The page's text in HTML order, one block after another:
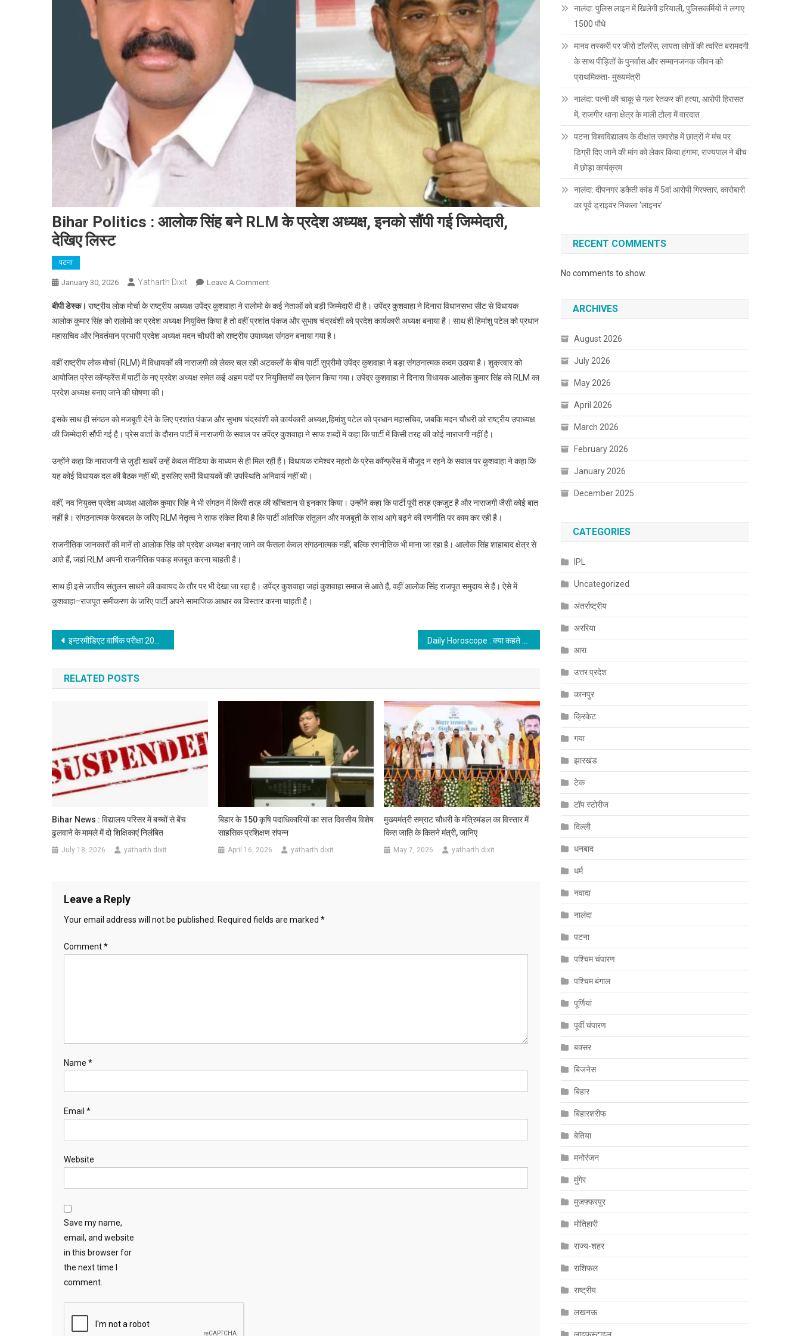
Bihar Politics : आलोक सिंह बने RLM के प्रदेश अध्यक्ष, इनको सौंपी गई जिम्मेदारी,
देखिए लिस्ट
पटना
January 30, 2026 Yatharth Dixit Leave A CommentOn
Politics
आलोक
बने
RLM
अध्यक्ष,
इनको
गई
जिम्मेदारी,
लिस्ट
बीपी डेस्क। राष्ट्रीय लोक मोर्चा के राष्ट्रीय अध्यक्ष उपेंद्र कुशवाहा ने रालोमो के कई नेताओं को बड़ी जिम्मेदारी दी है। उपेंद्र कुशवाहा ने दिनारा विधानसभा सीट से विधायक
आलोक कुमार सिंह को रालोमो का प्रदेश अध्यक्ष नियुक्ति किया है तो वहीं प्रशांत पंकज और सुभाष चंद्रवंशी को प्रदेश कार्यकारी अध्यक्ष बनाया है। साथ ही हिमांशु पटेल को प्रधान
महासचिव और निवर्तमान प्रभारी प्रदेश अध्यक्ष मदन चौधरी को राष्ट्रीय उपाध्यक्ष संगठन बनाया गया है।
वहीं राष्ट्रीय लोक मोर्चा (RLM) में विधायकों की नाराजगी को लेकर चल रही अटकलों के बीच पार्टी सुप्रीमो उपेंद्र कुशवाहा ने बड़ा संगठनात्मक कदम उठाया है। शुक्रवार को
आयोजित प्रेस कॉन्फ्रेंस में पार्टी के नए प्रदेश अध्यक्ष समेत कई अहम पदों पर नियुक्तियों का ऐलान किया गया। उपेंद्र कुशवाहा ने दिनारा विधायक आलोक कुमार सिंह को RLM का
प्रदेश अध्यक्ष बनाए जाने की घोषणा की।
इसके साथ ही संगठन को मजबूती देने के लिए प्रशांत पंकज और सुभाष चंद्रवंशी को कार्यकारी अध्यक्ष,हिमांशु पटेल को प्रधान महासचिव, जबकि मदन चौधरी को राष्ट्रीय उपाध्यक्ष
की जिम्मेदारी सौंपी गई है। प्रेस वार्ता के दौरान पार्टी में नाराजगी के सवाल पर उपेंद्र कुशवाहा ने साफ शब्दों में कहा कि पार्टी में किसी तरह की कोई नाराजगी नहीं है।
उन्होंने कहा कि नाराजगी से जुड़ी खबरें उन्हें केवल मीडिया के माध्यम से ही मिल रही हैं। विधायक रामेश्वर महतो के प्रेस कॉन्फ्रेंस में मौजूद न रहने के सवाल पर कुशवाहा ने कहा कि
यह कोई विधायक दल की बैठक नहीं थी, इसलिए सभी विधायकों की उपस्थिति अनिवार्य नहीं थी।
वहीं, नव नियुक्त प्रदेश अध्यक्ष आलोक कुमार सिंह ने भी संगठन में किसी तरह की खींचतान से इनकार किया। उन्होंने कहा कि पार्टी पूरी तरह एकजुट है और नाराजगी जैसी कोई बात
नहीं है। संगठनात्मक फेरबदल के जरिए RLM नेतृत्व ने साफ संकेत दिया है कि पार्टी आंतरिक संतुलन और मजबूती के साथ आगे बढ़ने की रणनीति पर काम कर रही है।
राजनीतिक जानकारों की मानें तो आलोक सिंह को प्रदेश अध्यक्ष बनाए जाने का फैसला केवल संगठनात्मक नहीं, बल्कि रणनीतिक भी माना जा रहा है। आलोक सिंह शाहाबाद क्षेत्र से
आते हैं, जहां RLM अपनी राजनीतिक पकड़ मजबूत करना चाहती है।
साथ ही इसे जातीय संतुलन साधने की कवायद के तौर पर भी देखा जा रहा है। उपेंद्र कुशवाहा जहां कुशवाहा समाज से आते हैं, वहीं आलोक सिंह राजपूत समुदाय से हैं। ऐसे में
कुशवाहा–राजपूत समीकरण के जरिए पार्टी अपने सामाजिक आधार का विस्तार करना चाहती है।
Post
navigation
इन्टरमीडिएट वार्षिक परीक्षा 2026 : परीक्षार्थी को परीक्षा भवन में जूता-मोजा पहनकर आना वर्जित, पेपर दो पालियों में होगा संचालित Daily Horoscope : क्या कहते है आज आपके सितारे, कैसा रहेगा आज का दिन, जानिए…..
RELATED POSTS
Bihar News : विद्यालय परिसर में बच्चों से बेंच
ढुलवाने के मामले में दो शिक्षिकाएं निलंबित
July 18, 2026 yatharth dixit
बिहार के 150 कृषि पदाधिकारियों का सात दिवसीय विशेष
साहसिक प्रशिक्षण संपन्न
April 16, 2026 yatharth dixit
मुख्यमंत्री सम्राट चौधरी के मंत्रिमंडल का विस्तार में
किस जाति के कितने मंत्री, जानिए
May 7, 2026 yatharth dixit
Leave a Reply
Your email address will not be published. Required fields are marked *
Comment*
Name *
Email *
Website
Save my name,
email, and website
in this browser for
the next time I
comment.
नालंदा: पुलिस लाइन में खिलेगी हरियाली, पुलिसकर्मियों ने लगाए
1500 पौधे
मानव तस्करी पर जीरो टॉलरेंस, लापता लोगों की त्वरित बरामदगी
के साथ पीड़ितों के पुनर्वास और सम्मानजनक जीवन को
प्राथमिकता- मुख्यमंत्री
नालंदा: पत्नी की चाकू से गला रेतकर की हत्या, आरोपी हिरासत
में, राजगीर थाना क्षेत्र के माली टोला में वारदात
पटना विश्वविद्यालय के दीक्षांत समारोह में छात्रों ने मंच पर
डिग्री दिए जाने की मांग को लेकर किया हंगामा, राज्यपाल ने बीच
में छोड़ा कार्यक्रम
नालंदा: दीपनगर डकैती कांड में 5वां आरोपी गिरफ्तार, कारोबारी
का पूर्व ड्राइवर निकला ‘लाइनर’
RECENT COMMENTS
No comments to show.
ARCHIVES
August 2026
July 2026
May 2026
April 2026
March 2026
February 2026
January 2026
December 2025
CATEGORIES
IPL
Uncategorized
अंतर्राष्ट्रीय
अररिया
आरा
उत्तर प्रदेश
कानपुर
क्रिकेट
गया
झारखंड
टेक
टॉप स्टोरीज
दिल्ली
धनबाद
धर्म
नवादा
नालंदा
पटना
पश्चिम चंपारण
पश्चिम बंगाल
पूर्णियां
पूर्वी चंपारण
बक्सर
बिजनेस
बिहार
बिहारशरीफ
बेतिया
मनोरंजन
मुंगेर
मुजफ्फरपुर
मोतिहारी
राज्य-शहर
राशिफल
राष्ट्रीय
लखनऊ